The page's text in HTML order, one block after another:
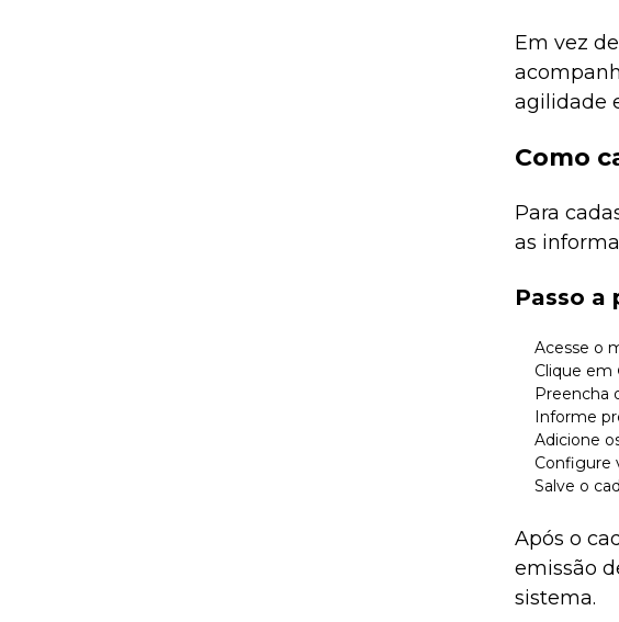
Em vez
agilidade
Como
Para
as
Passo a
Acesse o
Clique em
Preencha
Informe
Adicione
Configure
Salve o
Após o
emissão
sistema.